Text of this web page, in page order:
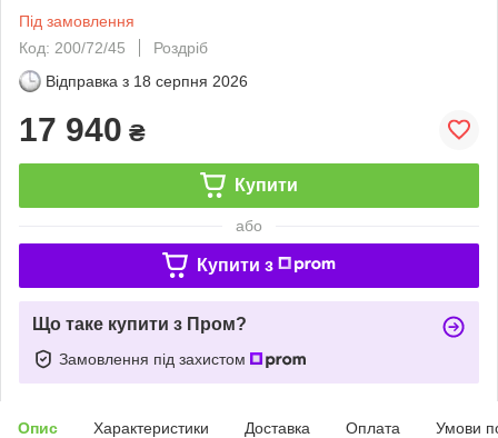
Під замовлення
Код: 200/72/45
Роздріб
Відправка з 18 серпня 2026
17 940 ₴
Купити
або
Купити з
Що таке купити з Пром?
Замовлення під захистом
Опис Характеристики Доставка Оплата Умови